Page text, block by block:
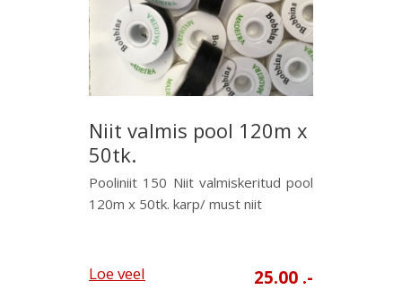
Niit valmis pool 120m x
50tk.
Pooliniit 150 Niit valmiskeritud pool
120m x 50tk. karp/ must niit
Loe veel 25.00 .-